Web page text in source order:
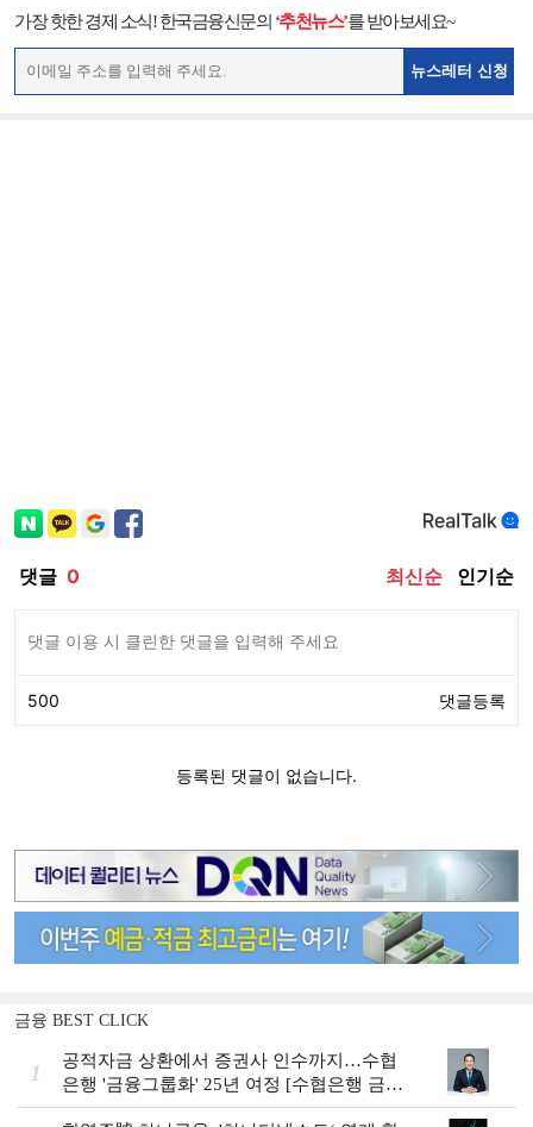
가장 핫한 경제 소식! 한국금융신문의 ‘추천뉴스’를 받아보세요~
뉴스레터 신청
금융 BEST CLICK
1
공적자금 상환에서 증권사 인수까지…수협
은행 '금융그룹화' 25년 여정 [수협은행 금융
그룹의 꿈①]